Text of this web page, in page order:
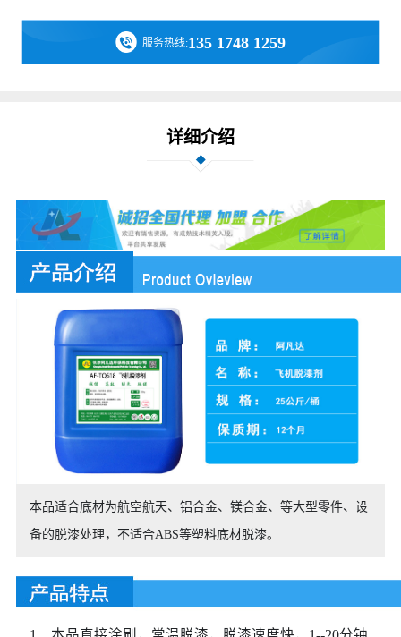
服务热线:135 1748 1259
详细介绍
本品适合底材为航空航天、铝合金、镁合金、等大型零件、设
备的脱漆处理，不适合ABS等塑料底材脱漆。